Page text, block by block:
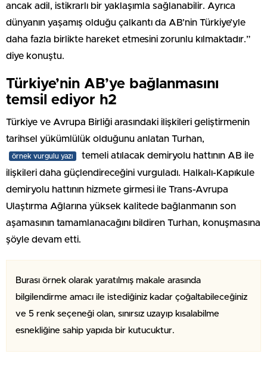
ancak adil, istikrarlı bir yaklaşımla sağlanabilir. Ayrıca
dünyanın yaşamış olduğu çalkantı da AB’nin Türkiye’yle
daha fazla birlikte hareket etmesini zorunlu kılmaktadır.”
diye konuştu.
Türkiye’nin AB’ye bağlanmasını
temsil ediyor h2
Türkiye ve Avrupa Birliği arasındaki ilişkileri geliştirmenin
tarihsel yükümlülük olduğunu anlatan Turhan,
örnek vurgulu yazı
temeli atılacak demiryolu hattının AB ile
ilişkileri daha güçlendireceğini vurguladı. Halkalı-Kapıkule
demiryolu hattının hizmete girmesi ile Trans-Avrupa
Ulaştırma Ağlarına yüksek kalitede bağlanmanın son
aşamasının tamamlanacağını bildiren Turhan, konuşmasına
şöyle devam etti.
Burası örnek olarak yaratılmış makale arasında
bilgilendirme amacı ile istediğiniz kadar çoğaltabileceğiniz
ve 5 renk seçeneği olan, sınırsız uzayıp kısalabilme
esnekliğine sahip yapıda bir kutucuktur.